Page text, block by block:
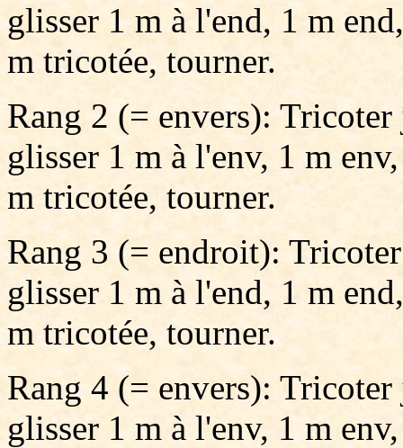
glisser 1 m à l'end, 1 m
m tricotée, tourner.
Rang 2 (= envers):
glisser 1 m à l'env, 1 m
m tricotée, tourner.
Rang 3 (= endroit):
glisser 1 m à l'end, 1 m
m tricotée, tourner.
Rang 4 (= envers):
glisser 1 m à l'env, 1 m